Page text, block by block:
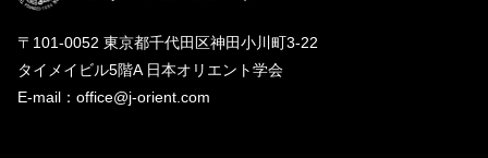
〒101-0052 東京都千代田区神田小川町3-22
タイメイビル5階A 日本オリエント学会
E-mail：office@j-orient.com